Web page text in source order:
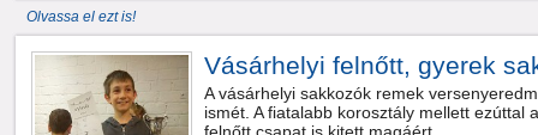
Olvassa el ezt is!
Vásárhelyi felnőtt, gyerek
A vásárhelyi sakkozók remek
ismét. A fiatalabb korosztály mellett ezúttal